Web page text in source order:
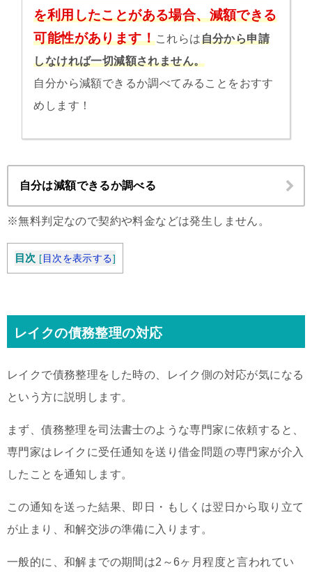
を利用したことがある場合、減額できる
可能性があります！これらは自分から申請
しなければ一切減額されません。
自分から減額できるか調べてみることをおすす
めします！
自分は減額できるか調べる
※無料判定なので契約や料金などは発生しません。
目次 [ 目次を表示する]
レイクの債務整理の対応
レイクで債務整理をした時の、レイク側の対応が気になる
という方に説明します。
まず、債務整理を司法書士のような専門家に依頼すると、
専門家はレイクに受任通知を送り借金問題の専門家が介入
したことを通知します。
この通知を送った結果、即日・もしくは翌日から取り立て
が止まり、和解交渉の準備に入ります。
一般的に、和解までの期間は2～6ヶ月程度と言われてい